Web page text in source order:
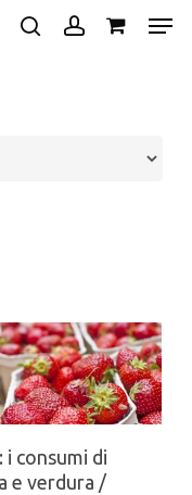
i consumi di
e verdura /